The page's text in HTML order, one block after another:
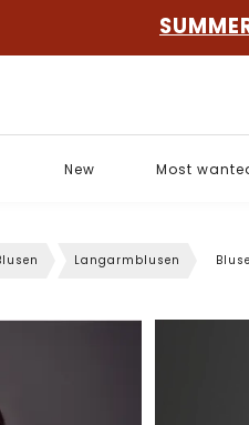
New Most
Langarmblusen